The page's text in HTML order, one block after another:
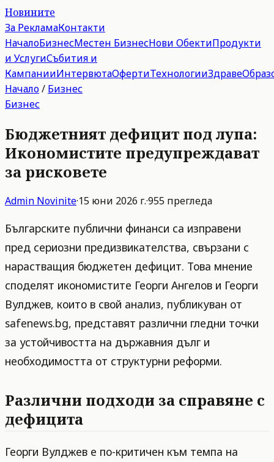
Новините
За РекламаКонтакти
НачалоБизнесМестен БизнесНови ОбектиПродукти
и УслугиСъбития и
КампанииИнтервютаОфертиТехнологииЗдраве
Начало/ Бизнес
Бизнес
Бюджетният дефицит под лупа:
Икономистите предупреждават
за рисковете
Admin Novinite·15 юни 2026 г.·955 прегледа
Българските публични финанси са изправени
пред сериозни предизвикателства, свързани с
нарастващия бюджетен дефицит. Това мнение
споделят икономистите Георги Ангелов и Георги
Вулджев, които в свой анализ, публикуван от
safenews.bg, представят различни гледни точки
за устойчивостта на държавния дълг и
необходимостта от структурни реформи.
Различни подходи за справяне с
дефицита
Георги Вулджев е по-критичен към темпа на